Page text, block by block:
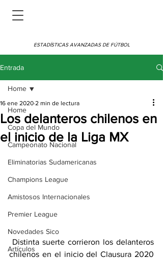
ESTADÍSTICAS AVANZADAS DE FÚTBOL
Entrada
Home
Copa del Mundo
Campeonato Nacional
Eliminatorias Sudamericanas
Champions League
Amistosos Internacionales
Premier League
Novedades Sico
Artículos
Home
Los delanteros chilenos en
el inicio de la Liga MX
16 ene 2020 2 min de lectura
chilenos en el inicio del Clausura 2020